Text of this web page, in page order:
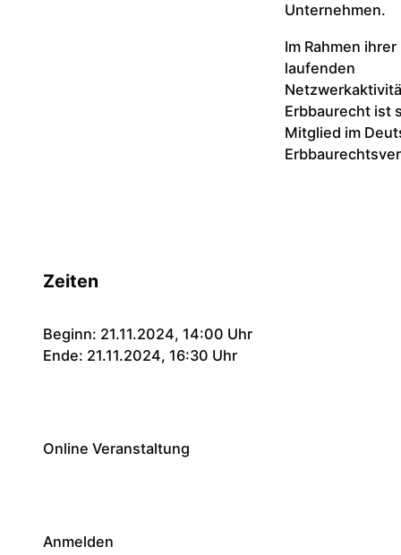
Unternehmen.
Im Rahmen ihrer
laufenden
Erbbaurecht ist
Mitglied im
Zeiten
Beginn: 21.11.2024, 14:00 Uhr
Ende: 21.11.2024, 16:30 Uhr
Online Veranstaltung
Anmelden